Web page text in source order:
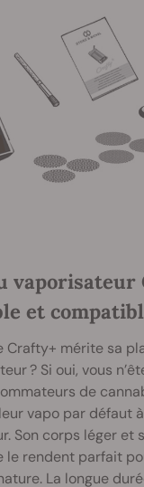
vaporisateur
et
Crafty+ mérite sa
? Si oui, vous
de
vapo par défaut
Son corps léger et
rendent parfait
La longue